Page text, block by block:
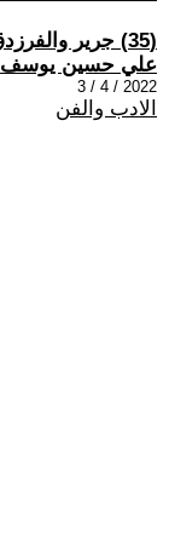
(35) جرير والفرزدق , صراع أدبي أم أخلاقي
علي حسين يوسف
2022 / 4 / 3
الادب والفن